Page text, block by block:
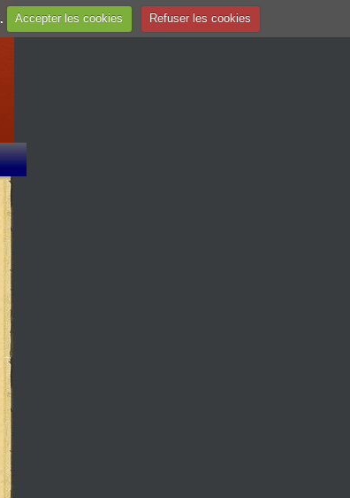
. Accepter les cookies Refuser les cookies